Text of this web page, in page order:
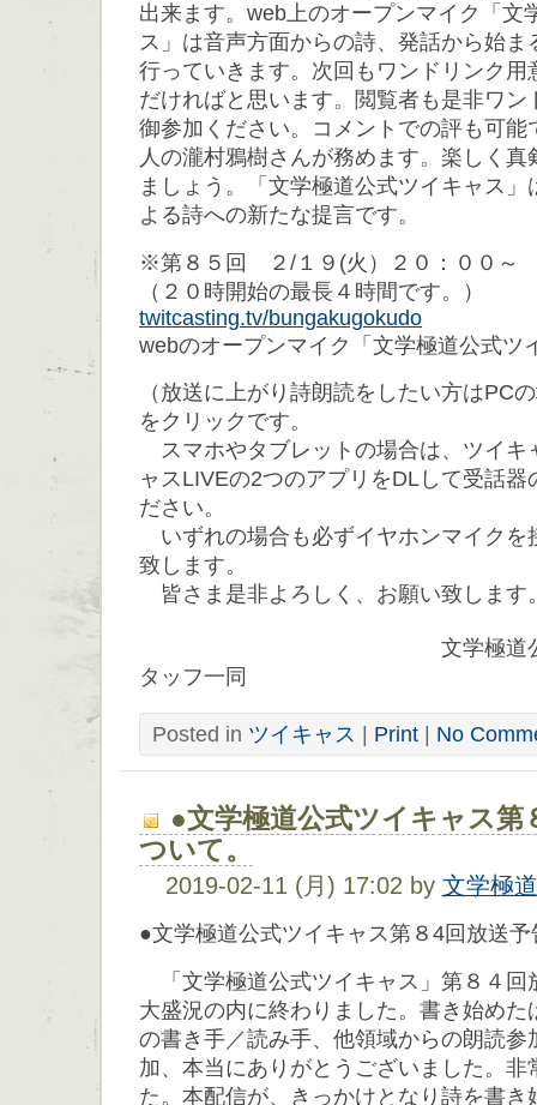
出来ます。web上のオープンマイク「文
ス」は音声方面からの詩、発話から始ま
行っていきます。次回もワンドリンク用
だければと思います。閲覧者も是非ワン
御参加ください。コメントでの評も可能
人の瀧村鴉樹さんが務めます。楽しく
ましょう。「文学極道公式ツイキャス
よる詩への新たな提言です。
※第８５回 ２/１９(火）２０：００～
（２０時開始の最長４時間です。）
twitcasting.tv/bungakugokudo
webのオープンマイク「文学極道公式ツ
（放送に上がり詩朗読をしたい方はPC
をクリックです。
スマホやタブレットの場合は、ツイキ
ャスLIVEの2つのアプリをDLして受話
ださい。
いずれの場合も必ずイヤホンマイクを
致します。
皆さま是非よろしく、お願い致します
文学極道公式ツイ
タッフ一同
Posted in ツイキャス | Print | No
●文学極道公式ツイキャス第
ついて。
2019-02-11 (月) 17:02 by 文学極
●文学極道公式ツイキャス第８4回放送
「文学極道公式ツイキャス」第８４回
大盛況の内に終わりました。書き始めた
の書き手／読み手、他領域からの朗読参
加、本当にありがとうございました。非
た。本配信が、きっかけとなり詩を書き